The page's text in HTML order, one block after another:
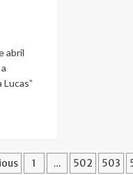
abril
Lucas”
1 … 502 503